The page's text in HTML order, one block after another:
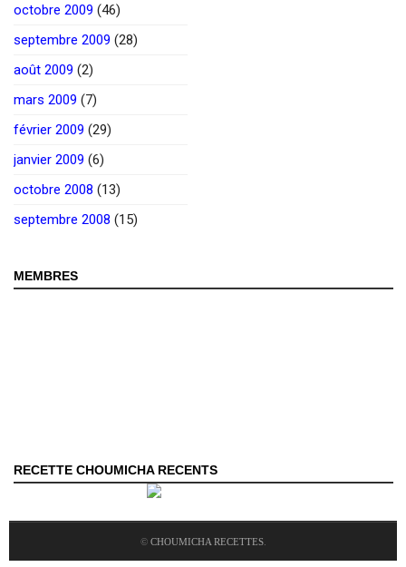
octobre 2009 (46)
septembre 2009 (28)
août 2009 (2)
mars 2009 (7)
février 2009 (29)
janvier 2009 (6)
octobre 2008 (13)
septembre 2008 (15)
MEMBRES
RECETTE CHOUMICHA RECENTS
© CHOUMICHA RECETTES.